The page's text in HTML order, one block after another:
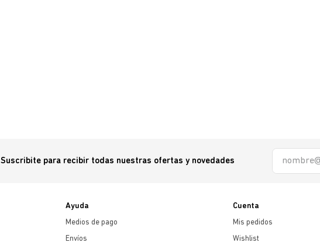
Suscribite para recibir todas nuestras ofertas y novedades
Ayuda
Medios de pago
Envíos
Cuenta
Mis pedidos
Wishlist